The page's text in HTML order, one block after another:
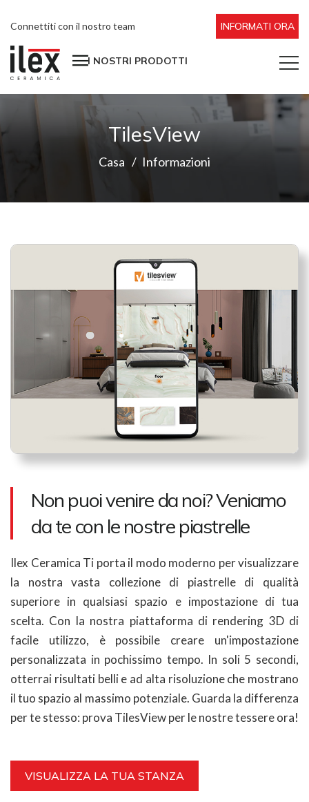
Connettiti con il nostro team INFORMATI ORA
I NOSTRI PRODOTTI
TilesView
Casa Informazioni
Non puoi venire da noi? Veniamo
da te con le nostre piastrelle
Ilex Ceramica Ti porta il modo moderno per visualizzare
la nostra vasta collezione di piastrelle di qualità
superiore in qualsiasi spazio e impostazione di tua
scelta. Con la nostra piattaforma di rendering 3D di
facile utilizzo, è possibile creare un'impostazione
personalizzata in pochissimo tempo. In soli 5 secondi,
otterrai risultati belli e ad alta risoluzione che mostrano
il tuo spazio al massimo potenziale. Guarda la differenza
per te stesso: prova TilesView per le nostre tessere ora!
VISUALIZZA LA TUA STANZA